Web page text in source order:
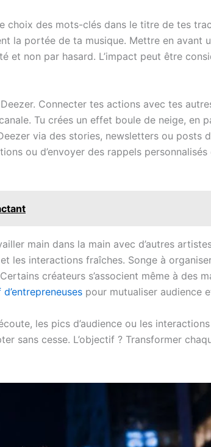
choix des mots-clés dans le titre de tes
la portée de ta musique. Mettre en avant
non par hasard. L’impact peut être
Connecter tes actions avec tes
Tu crées un effet boule de neige, en
via des stories, newsletters ou posts
ou d’envoyer des rappels
main dans la main avec d’autres
les interactions fraîches. Songe à
créateurs s’associent même à des
pour mutualiser audience
les pics d’audience ou les
sans cesse. L’objectif ? Transformer